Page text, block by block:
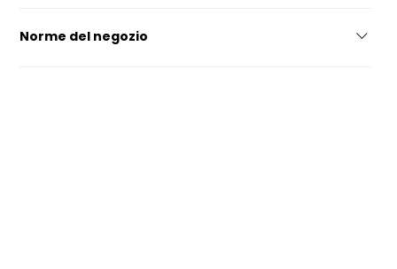
Norme del negozio